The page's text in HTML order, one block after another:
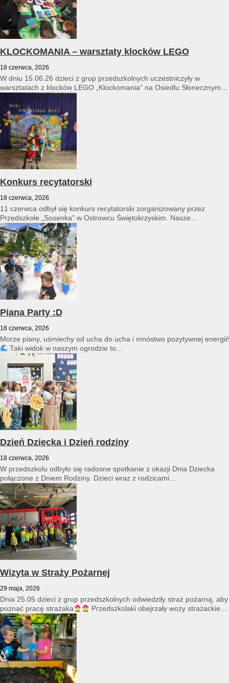
KLOCKOMANIA – warsztaty klocków LEGO
18 czerwca, 2026
W dniu 15.06.26 dzieci z grup przedszkolnych uczestniczyły w
warsztatach z klocków LEGO „Klockomania” na Osiedlu Słonecznym
Konkurs recytatorski
18 czerwca, 2026
11 czerwca odbył się konkurs recytatorski zorganizowany przez
Przedszkole „Sosenka” w Ostrowcu Świętokrzyskim. Nasze
przedszkole reprezentował Franciszek Karpiński...
Piana Party :D
18 czerwca, 2026
Morze piany, uśmiechy od ucha do ucha i mnóstwo pozytywnej energii!
Taki widok w naszym ogrodzie to...
Dzień Dziecka i Dzień rodziny
18 czerwca, 2026
W przedszkolu odbyło się radosne spotkanie z okazji Dnia Dziecka
połączone z Dniem Rodziny. Dzieci wraz z rodzicami...
Wizyta w Straży Pożarnej
29 maja, 2026
Dnia 25.05 dzieci z grup przedszkolnych odwiedziły straż pożarną, aby
poznać pracę strażaka
Przedszkolaki obejrzały wozy strażackie
i...